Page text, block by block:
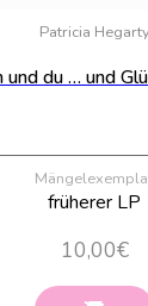
Patricia Hegarty
und du … und
früherer LP
10,00€